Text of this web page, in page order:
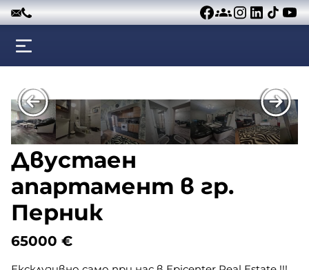
Към съдържанието
Двустаен
апартамент в гр.
Перник
65000 €